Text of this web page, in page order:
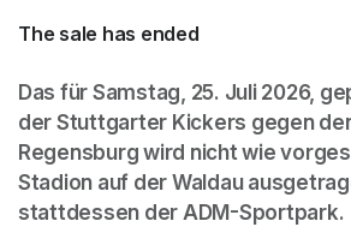
The sale has ended
Das für Samstag, 25. Juli 2026,
der Stuttgarter Kickers gegen
Regensburg wird nicht wie
Stadion auf der Waldau
stattdessen der ADM-Sportpark.